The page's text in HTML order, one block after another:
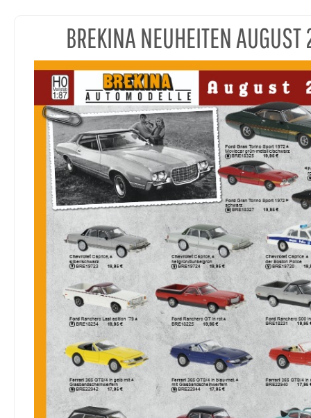
BREKINA NEUHEITEN